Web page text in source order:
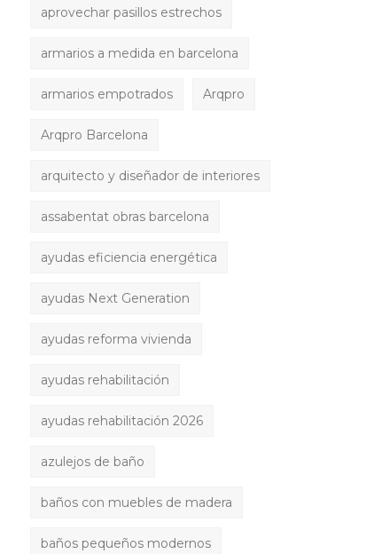
aprovechar pasillos estrechos
armarios a medida en barcelona
armarios empotrados Arqpro
Arqpro Barcelona
arquitecto y diseñador de interiores
assabentat obras barcelona
ayudas eficiencia energética
ayudas Next Generation
ayudas reforma vivienda
ayudas rehabilitación
ayudas rehabilitación 2026
azulejos de baño
baños con muebles de madera
baños pequeños modernos